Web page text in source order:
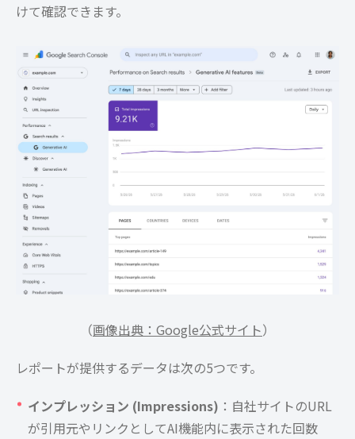
けて確認できます。
（画像出典：Google公式サイト）
レポートが提供するデータは次の5つです。
インプレッション (Impressions) ：自社サイトのURL
が引用元やリンクとしてAI機能内に表示された回数